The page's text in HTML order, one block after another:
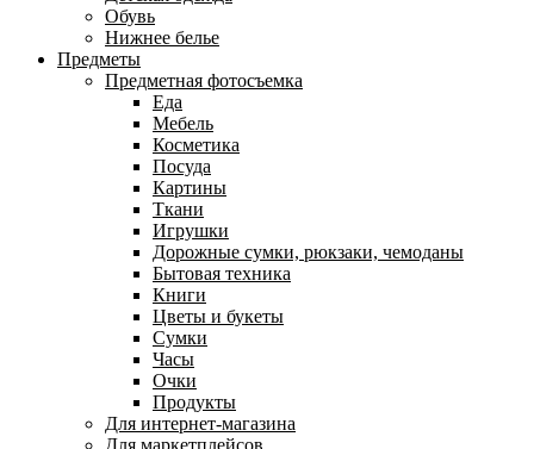
Обувь
Нижнее белье
Предметы
Предметная фотосъемка
Еда
Мебель
Косметика
Посуда
Картины
Ткани
Игрушки
Дорожные сумки, рюкзаки, чемоданы
Бытовая техника
Книги
Цветы и букеты
Сумки
Часы
Очки
Продукты
Для интернет-магазина